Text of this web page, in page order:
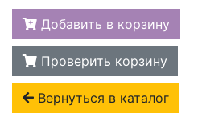
Добавить в корзину
Проверить корзину
Вернуться в каталог